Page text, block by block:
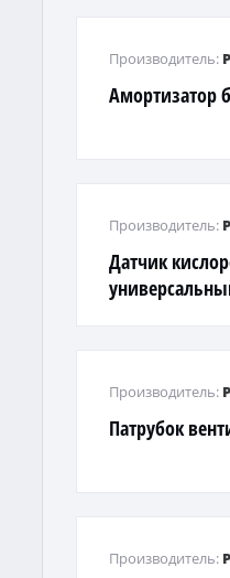
Амортизатор
Производитель:
Датчик
Производитель:
Патрубок
Производитель:
Производитель: